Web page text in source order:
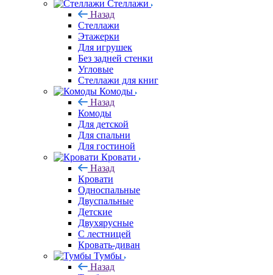
Стеллажи
Назад
Стеллажи
Этажерки
Для игрушек
Без задней стенки
Угловые
Стеллажи для книг
Комоды
Назад
Комоды
Для детской
Для спальни
Для гостиной
Кровати
Назад
Кровати
Односпальные
Двуспальные
Детские
Двухярусные
С лестницей
Кровать-диван
Тумбы
Назад